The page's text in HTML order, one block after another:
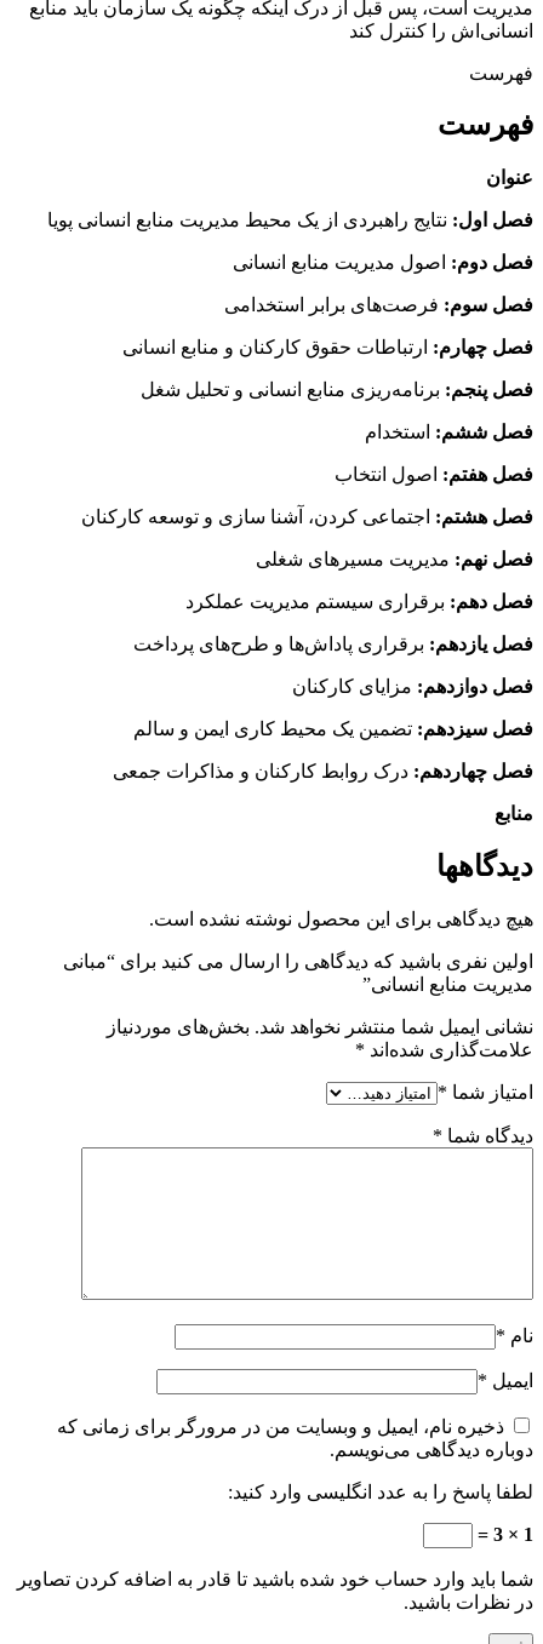
مدیریت است، پس قبل از درک اینکه چگونه یک سازمان باید منابع
انسانی‌اش را کنترل کند
فهرست
فهرست
عنوان
فصل اول: نتایج راهبردی از یک محیط مدیریت منابع انسانی پویا
فصل دوم: اصول مدیریت منابع انسانی
فصل سوم: فرصت‌های برابر استخدامی
فصل چهارم: ارتباطات حقوق کارکنان و منابع انسانی
فصل پنجم: برنامه‌ریزی منابع انسانی و تحلیل شغل
فصل ششم: استخدام
فصل هفتم: اصول انتخاب
فصل هشتم: اجتماعی کردن، آشنا سازی و توسعه کارکنان
فصل نهم: مدیریت مسیر‌های شغلی
فصل دهم: برقراری سیستم مدیریت عملکرد
فصل یازدهم: برقراری پاداش‌ها و طرح‌های پرداخت
فصل دوازدهم: مزایای کارکنان
فصل سیزدهم: تضمین یک محیط کاری ایمن و سالم
فصل چهاردهم: درک روابط کارکنان و مذاکرات جمعی
منابع
دیدگاهها
هیچ دیدگاهی برای این محصول نوشته نشده است.
اولین نفری باشید که دیدگاهی را ارسال می کنید برای “مبانی
مدیریت منابع انسانی”
نشانی ایمیل شما منتشر نخواهد شد. بخش‌های موردنیاز
علامت‌گذاری شده‌اند *
امتیاز شما *
دیدگاه شما *
نام *
ایمیل *
ذخیره نام، ایمیل و وبسایت من در مرورگر برای زمانی که
دوباره دیدگاهی می‌نویسم.
لطفا پاسخ را به عدد انگلیسی وارد کنید:
1 × 3 =
شما باید وارد حساب خود شده باشید تا قادر به اضافه کردن تصاویر
در نظرات باشید.